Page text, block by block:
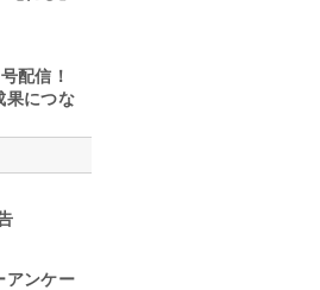
配信！
果につな
アンケー